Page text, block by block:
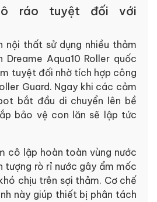
ráo tuyệt đối với
nội thất sử dụng nhiều thảm
Dreame Aqua10 Roller quốc
tuyệt đối nhờ tích hợp công
Guard. Ngay khi các cảm
bắt đầu di chuyển lên bề
bảo vệ con lăn sẽ lập tức
cô lập hoàn toàn vùng nước
tượng rò rỉ nước gây ẩm mốc
chịu trên sợi thảm. Cơ chế
này giúp thiết bị phân tách